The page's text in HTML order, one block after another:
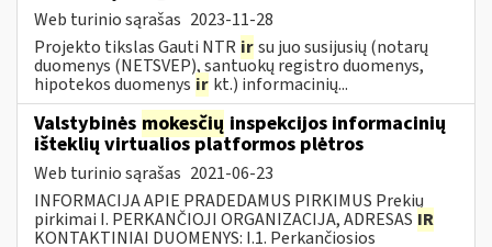
Web turinio sąrašas 2023-11-28
Projekto tikslas Gauti NTR irsu juo susijusių (notarų
duomenys (NETSVEP), santuokų registro duomenys,
hipotekos duomenys ir kt.) informacinių...
Valstybinės mokesčių inspekcijos informacinių
išteklių virtualios platformos plėtros
Web turinio sąrašas 2021-06-23
INFORMACIJA APIE PRADEDAMUS PIRKIMUS Prekių
pirkimai I. PERKANČIOJI ORGANIZACIJA, ADRESAS IR
KONTAKTINIAI DUOMENYS: I.1. Perkančiosios